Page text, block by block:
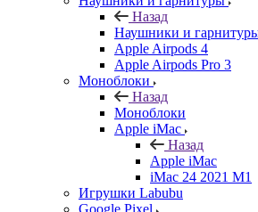
Назад
Наушники и
Apple Airpods 4
Apple Airpods Pro 3
Моноблоки
Назад
Моноблоки
Apple iMac
Назад
Apple iMac
iMac 24 2021 M1
Игрушки Labubu
Google Pixel